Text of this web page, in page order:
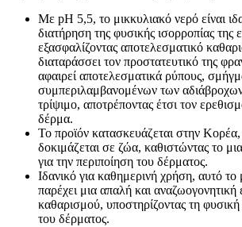
Με pH 5,5, το μικκυλιακό νερό είναι
διατήρηση της φυσικής ισορροπίας της
εξασφαλίζοντας αποτελεσματικό
διαταράσσει τον προστατευτικό της
αφαιρεί αποτελεσματικά ρύπους,
συμπεριλαμβανομένων των
τρίψιμο, αποτρέποντας έτσι τον
δέρμα.
Το προϊόν κατασκευάζεται στην Κορέα,
δοκιμάζεται σε ζώα, καθιστώντας το
για την περιποίηση του δέρματος.
Ιδανικό για καθημερινή χρήση, αυτό το
παρέχει μια απαλή και αναζωογονητική
καθαρισμού, υποστηρίζοντας τη
του δέρματος.